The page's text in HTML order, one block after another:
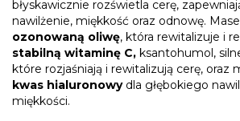
błyskawicznie rozświetla cerę,
nawilżenie, miękkość oraz odnowę.
ozonowaną oliwę, która rewitalizuje i
stabilną witaminę C, ksantohumol,
które rozjaśniają i rewitalizują cerę, oraz
kwas hialuronowydla głębokiego
miękkości.